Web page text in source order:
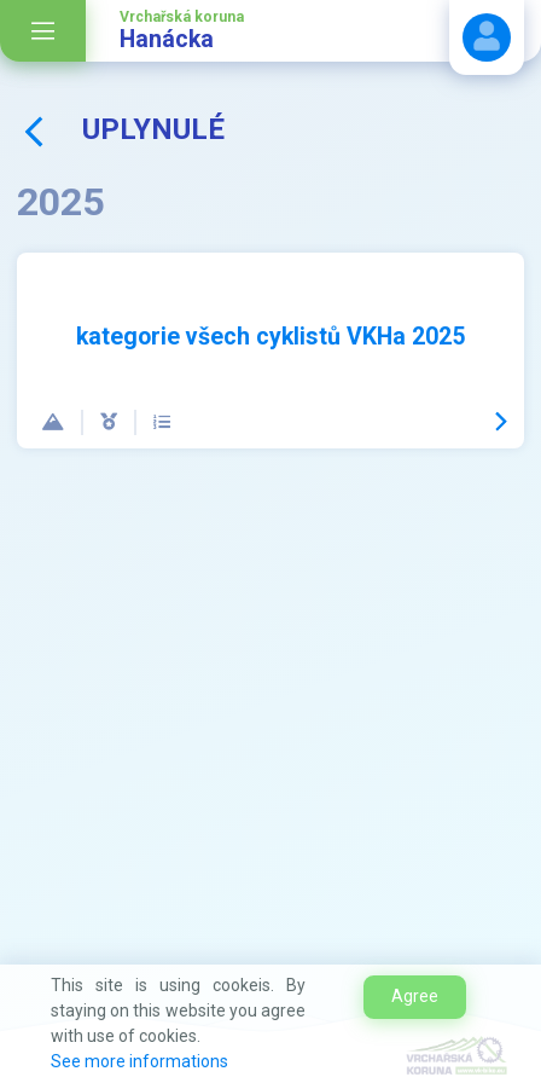
Vrchařská koruna
Hanácka
UPLYNULÉ
2025
kategorie všech cyklistů VKHa 2025
This site is using cookeis. By
staying on this website you agree
with use of cookies.
See more informations
Agree